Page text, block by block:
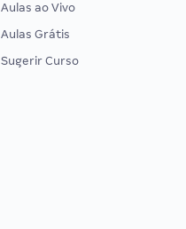
Aulas ao Vivo
Aulas Grátis
Sugerir Curso